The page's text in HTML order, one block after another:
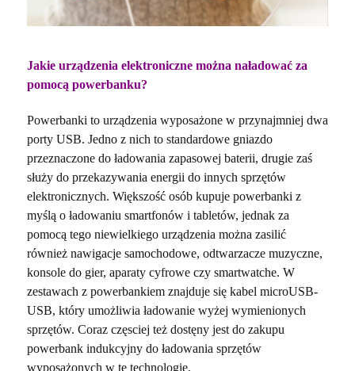
Jakie urządzenia elektroniczne można naładować za
pomocą powerbanku?
Powerbanki to urządzenia wyposażone w przynajmniej dwa
porty USB. Jedno z nich to standardowe gniazdo
przeznaczone do ładowania zapasowej baterii, drugie zaś
służy do przekazywania energii do innych sprzętów
elektronicznych. Większość osób kupuje powerbanki z
myślą o ładowaniu smartfonów i tabletów, jednak za
pomocą tego niewielkiego urządzenia można zasilić
również nawigacje samochodowe, odtwarzacze muzyczne,
konsole do gier, aparaty cyfrowe czy smartwatche. W
zestawach z powerbankiem znajduje się kabel microUSB-
USB, który umożliwia ładowanie wyżej wymienionych
sprzętów. Coraz częsciej też dostęny jest do zakupu
powerbank indukcyjny do ładowania sprzętów
wyposażonych w tę technologię.